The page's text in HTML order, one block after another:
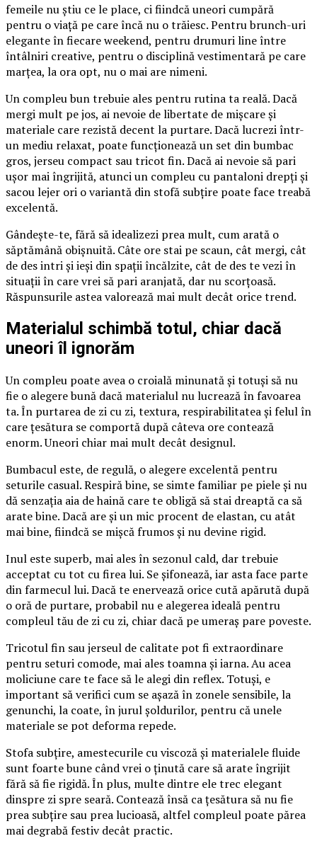
femeile nu știu ce le place, ci fiindcă uneori cumpără
pentru o viață pe care încă nu o trăiesc. Pentru brunch-uri
elegante în fiecare weekend, pentru drumuri line între
întâlniri creative, pentru o disciplină vestimentară pe care
marțea, la ora opt, nu o mai are nimeni.
Un compleu bun trebuie ales pentru rutina ta reală. Dacă
mergi mult pe jos, ai nevoie de libertate de mișcare și
materiale care rezistă decent la purtare. Dacă lucrezi într-
un mediu relaxat, poate funcționează un set din bumbac
gros, jerseu compact sau tricot fin. Dacă ai nevoie să pari
ușor mai îngrijită, atunci un compleu cu pantaloni drepți și
sacou lejer ori o variantă din stofă subțire poate face treabă
excelentă.
Gândește-te, fără să idealizezi prea mult, cum arată o
săptămână obișnuită. Câte ore stai pe scaun, cât mergi, cât
de des intri și ieși din spații încălzite, cât de des te vezi în
situații în care vrei să pari aranjată, dar nu scorțoasă.
Răspunsurile astea valorează mai mult decât orice trend.
Materialul schimbă totul, chiar dacă
uneori îl ignorăm
Un compleu poate avea o croială minunată și totuși să nu
fie o alegere bună dacă materialul nu lucrează în favoarea
ta. În purtarea de zi cu zi, textura, respirabilitatea și felul în
care țesătura se comportă după câteva ore contează
enorm. Uneori chiar mai mult decât designul.
Bumbacul este, de regulă, o alegere excelentă pentru
seturile casual. Respiră bine, se simte familiar pe piele și nu
dă senzația aia de haină care te obligă să stai dreaptă ca să
arate bine. Dacă are și un mic procent de elastan, cu atât
mai bine, fiindcă se mișcă frumos și nu devine rigid.
Inul este superb, mai ales în sezonul cald, dar trebuie
acceptat cu tot cu firea lui. Se șifonează, iar asta face parte
din farmecul lui. Dacă te enervează orice cută apărută după
o oră de purtare, probabil nu e alegerea ideală pentru
compleul tău de zi cu zi, chiar dacă pe umeraș pare poveste.
Tricotul fin sau jerseul de calitate pot fi extraordinare
pentru seturi comode, mai ales toamna și iarna. Au acea
moliciune care te face să le alegi din reflex. Totuși, e
important să verifici cum se așază în zonele sensibile, la
genunchi, la coate, în jurul șoldurilor, pentru că unele
materiale se pot deforma repede.
Stofa subțire, amestecurile cu viscoză și materialele fluide
sunt foarte bune când vrei o ținută care să arate îngrijit
fără să fie rigidă. În plus, multe dintre ele trec elegant
dinspre zi spre seară. Contează însă ca țesătura să nu fie
prea subțire sau prea lucioasă, altfel compleul poate părea
mai degrabă festiv decât practic.